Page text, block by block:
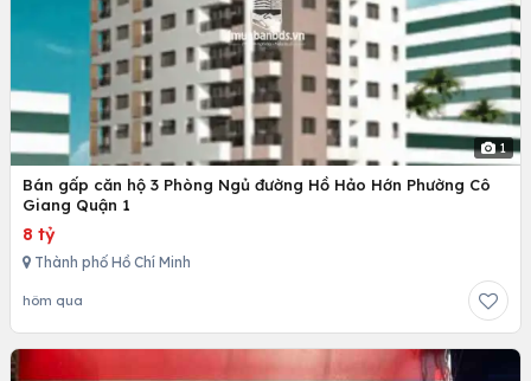
1
Bán gấp căn hộ 3 Phòng Ngủ đường Hồ Hảo Hớn Phường Cô
Giang Quận 1
8 tỷ
Thành phố Hồ Chí Minh
hôm qua